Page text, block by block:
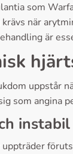
som
när
är
uppstår
som angina
uppträder